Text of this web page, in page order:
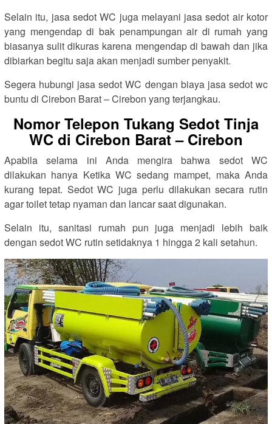
Selain itu, jasa sedot WC juga melayani jasa sedot air kotor
yang mengendap di bak penampungan air di rumah yang
biasanya sulit dikuras karena mengendap di bawah dan jika
dibiarkan begitu saja akan menjadi sumber penyakit.
Segera hubungi jasa sedot WC dengan biaya jasa sedot wc
buntu di Cirebon Barat – Cirebon yang terjangkau.
Nomor Telepon Tukang Sedot Tinja
WC di Cirebon Barat – Cirebon
Apabila selama ini Anda mengira bahwa sedot WC
dilakukan hanya Ketika WC sedang mampet, maka Anda
kurang tepat. Sedot WC juga perlu dilakukan secara rutin
agar toilet tetap nyaman dan lancar saat digunakan.
Selain itu, sanitasi rumah pun juga menjadi lebih baik
dengan sedot WC rutin setidaknya 1 hingga 2 kali setahun.